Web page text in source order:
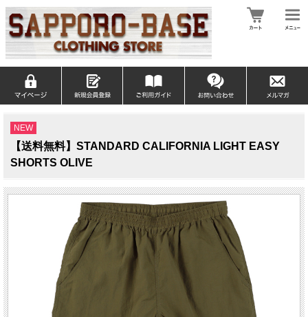
NEW
【送料無料】STANDARD CALIFORNIA LIGHT EASY
SHORTS OLIVE